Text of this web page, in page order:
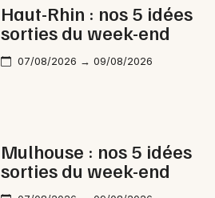
Haut-Rhin : nos 5 idées
sorties du week-end
07/08/2026 → 09/08/2026
Mulhouse : nos 5 idées
sorties du week-end